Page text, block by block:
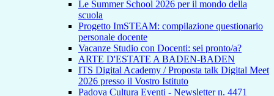
Le Summer School 2026 per il mondo della
scuola
Progetto ImSTEAM: compilazione questionario
personale docente
Vacanze Studio con Docenti: sei pronto/a?
ARTE D'ESTATE A BADEN-BADEN
ITS Digital Academy / Proposta talk Digital Meet
2026 presso il Vostro Istituto
Padova Cultura Eventi - Newsletter n. 4471